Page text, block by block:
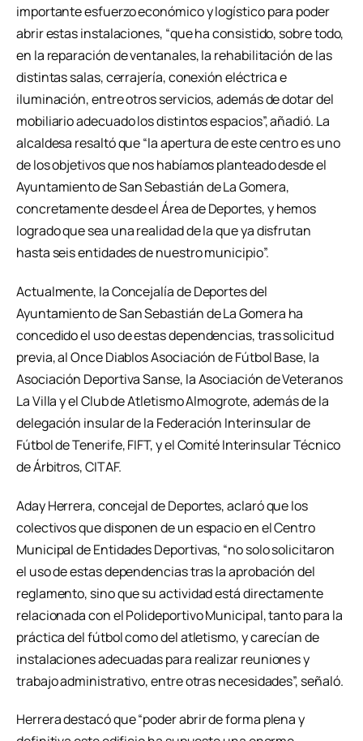
importante esfuerzo económico y logístico para poder
abrir estas instalaciones, “que ha consistido, sobre todo,
en la reparación de ventanales, la rehabilitación de las
distintas salas, cerrajería, conexión eléctrica e
iluminación, entre otros servicios, además de dotar del
mobiliario adecuado los distintos espacios”, añadió. La
alcaldesa resaltó que “la apertura de este centro es uno
de los objetivos que nos habíamos planteado desde el
Ayuntamiento de San Sebastián de La Gomera,
concretamente desde el Área de Deportes, y hemos
logrado que sea una realidad de la que ya disfrutan
hasta seis entidades de nuestro municipio”.
Actualmente, la Concejalía de Deportes del
Ayuntamiento de San Sebastián de La Gomera ha
concedido el uso de estas dependencias, tras solicitud
previa, al Once Diablos Asociación de Fútbol Base, la
Asociación Deportiva Sanse, la Asociación de Veteranos
La Villa y el Club de Atletismo Almogrote, además de la
delegación insular de la Federación Interinsular de
Fútbol de Tenerife, FIFT, y el Comité Interinsular Técnico
de Árbitros, CITAF.
Aday Herrera, concejal de Deportes, aclaró que los
colectivos que disponen de un espacio en el Centro
Municipal de Entidades Deportivas, “no solo solicitaron
el uso de estas dependencias tras la aprobación del
reglamento, sino que su actividad está directamente
relacionada con el Polideportivo Municipal, tanto para la
práctica del fútbol como del atletismo, y carecían de
instalaciones adecuadas para realizar reuniones y
trabajo administrativo, entre otras necesidades”, señaló.
Herrera destacó que “poder abrir de forma plena y